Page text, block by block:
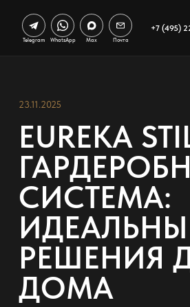
+7 (495)
Telegram WhatsApp Max Почта
23.11.2025
EUREKA
СИСТЕМА:
РЕШЕНИЯ
ДОМА